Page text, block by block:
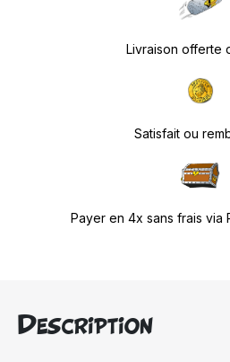
Livraison offerte
Satisfait ou
Payer en 4x sans frais via
Description